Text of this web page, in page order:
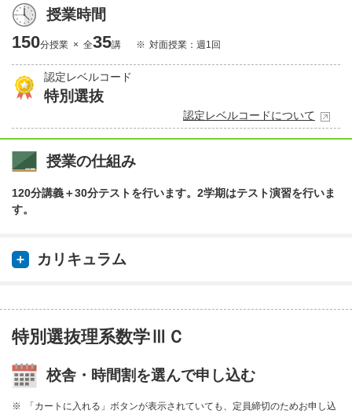
授業時間
150分授業 × 全35講 対面授業：週1回
認定レベルコード
特別選抜
認定レベルコードについて
授業の仕組み
120分講義＋30分テストを行います。2学期はテスト演習を行いま
す。
カリキュラム
特別選抜理系数学ⅢＣ
校舎・時間割を選んで申し込む
「カートに入れる」ボタンが表示されていても、定員締切のためお申し込